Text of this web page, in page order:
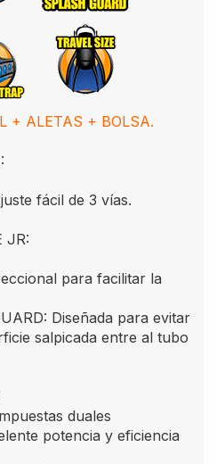
+ ALETAS + BOLSA.
fácil de 3 vías.
JR:
para facilitar la
Diseñada para evitar
salpicada entre al tubo
duales
potencia y eficiencia